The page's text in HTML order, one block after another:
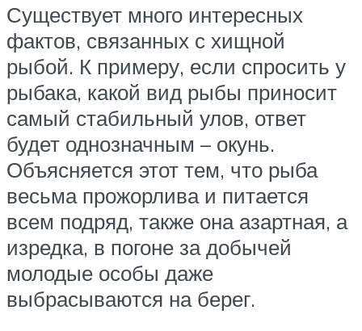
Существует много интересных
фактов, связанных с хищной
рыбой. К примеру, если спросить у
рыбака, какой вид рыбы приносит
самый стабильный улов, ответ
будет однозначным – окунь.
Объясняется этот тем, что рыба
весьма прожорлива и питается
всем подряд, также она азартная, а
изредка, в погоне за добычей
молодые особы даже
выбрасываются на берег.